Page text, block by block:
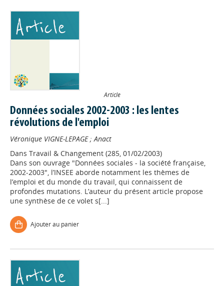
Article
Données sociales 2002-2003 : les lentes
révolutions de l'emploi
Véronique VIGNE-LEPAGE;Anact
Dans Travail & Changement (285, 01/02/2003)
Dans son ouvrage "Données sociales - la société française,
2002-2003", l’INSEE aborde notamment les thèmes de
l’emploi et du monde du travail, qui connaissent de
profondes mutations. L’auteur du présent article propose
une synthèse de ce volet s[...]
Ajouter au panier